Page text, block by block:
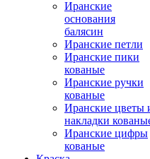
Иранские
основания
балясин
Иранские петли
Иранские пики
кованые
Иранские ручки
кованые
Иранские цветы
накладки
Иранские цифры
кованые